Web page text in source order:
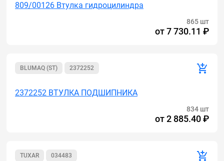
809/00126 Втулка гидроцилиндра
865 шт
от7 730.11 ₽
BLUMAQ (ST) 2372252
2372252 ВТУЛКА ПОДШИПНИКА
834 шт
от2 885.40 ₽
TUXAR 034483